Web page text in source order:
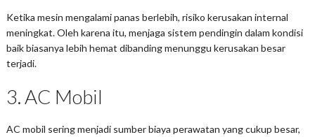
Ketika mesin mengalami panas berlebih, risiko kerusakan internal
meningkat. Oleh karena itu, menjaga sistem pendingin dalam kondisi
baik biasanya lebih hemat dibanding menunggu kerusakan besar
terjadi.
3. AC Mobil
AC mobil sering menjadi sumber biaya perawatan yang cukup besar,